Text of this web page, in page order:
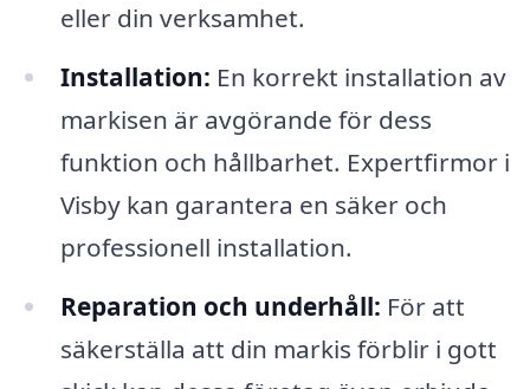
eller din verksamhet.
Installation: En korrekt installation av
markisen är avgörande för dess
funktion och hållbarhet. Expertfirmor i
Visby kan garantera en säker och
professionell installation.
Reparation och underhåll: För att
säkerställa att din markis förblir i gott